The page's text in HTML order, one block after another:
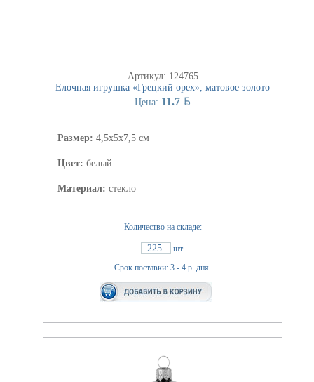
Артикул: 124765
Елочная игрушка «Грецкий орех», матовое золото
Цена: 11.7 BYN
Размер: 4,5х5х7,5 см
Цвет: белый
Материал: стекло
Количество на складе:
225
шт.
Срок поставки: 3 - 4 р. дня.